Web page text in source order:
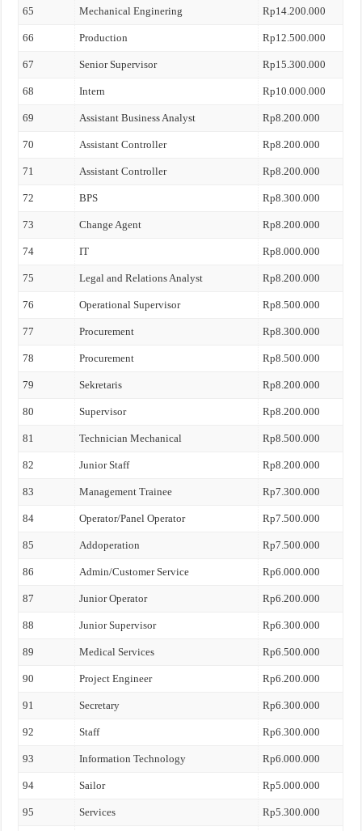
65 Mechanical Enginering Rp14.200.000
66 Production Rp12.500.000
67 Senior Supervisor Rp15.300.000
68 Intern Rp10.000.000
69 Assistant Business Analyst Rp8.200.000
70 Assistant Controller Rp8.200.000
71 Assistant Controller Rp8.200.000
72 BPS Rp8.300.000
73 Change Agent Rp8.200.000
74 IT Rp8.000.000
75 Legal and Relations Analyst Rp8.200.000
76 Operational Supervisor Rp8.500.000
77 Procurement Rp8.300.000
78 Procurement Rp8.500.000
79 Sekretaris Rp8.200.000
80 Supervisor Rp8.200.000
81 Technician Mechanical Rp8.500.000
82 Junior Staff Rp8.200.000
83 Management Trainee Rp7.300.000
84 Operator/Panel Operator Rp7.500.000
85 Addoperation Rp7.500.000
86 Admin/Customer Service Rp6.000.000
87 Junior Operator Rp6.200.000
88 Junior Supervisor Rp6.300.000
89 Medical Services Rp6.500.000
90 Project Engineer Rp6.200.000
91 Secretary Rp6.300.000
92 Staff Rp6.300.000
93 Information Technology Rp6.000.000
94 Sailor Rp5.000.000
95 Services Rp5.300.000